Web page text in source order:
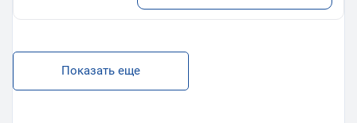
Показать еще